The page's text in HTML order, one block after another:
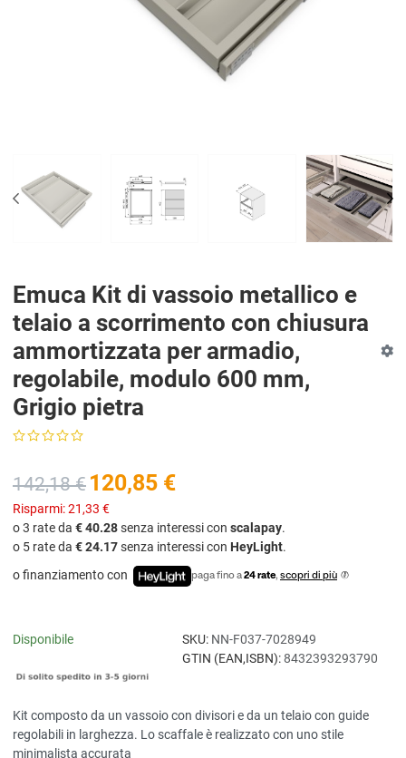
PREV
Emuca Kit di vassoio metallico e
telaio a scorrimento con chiusura
ammortizzata per armadio,
regolabile, modulo 600 mm,
Grigio pietra
142,18 € 120,85 €
Risparmi:21,33 €
o 3 rate da € 40.28senza interessi con scalapay.
o 5 rate da € 24.17senza interessi con HeyLight.
o finanziamento con
paga fino a24 rate, scopri di più
Disponibile SKU: NN-F037-7028949
GTIN (EAN,ISBN): 8432393293790
Kit composto da un vassoio con divisori e da un telaio con guide
regolabili in larghezza. Lo scaffale è realizzato con uno stile
minimalista accurata